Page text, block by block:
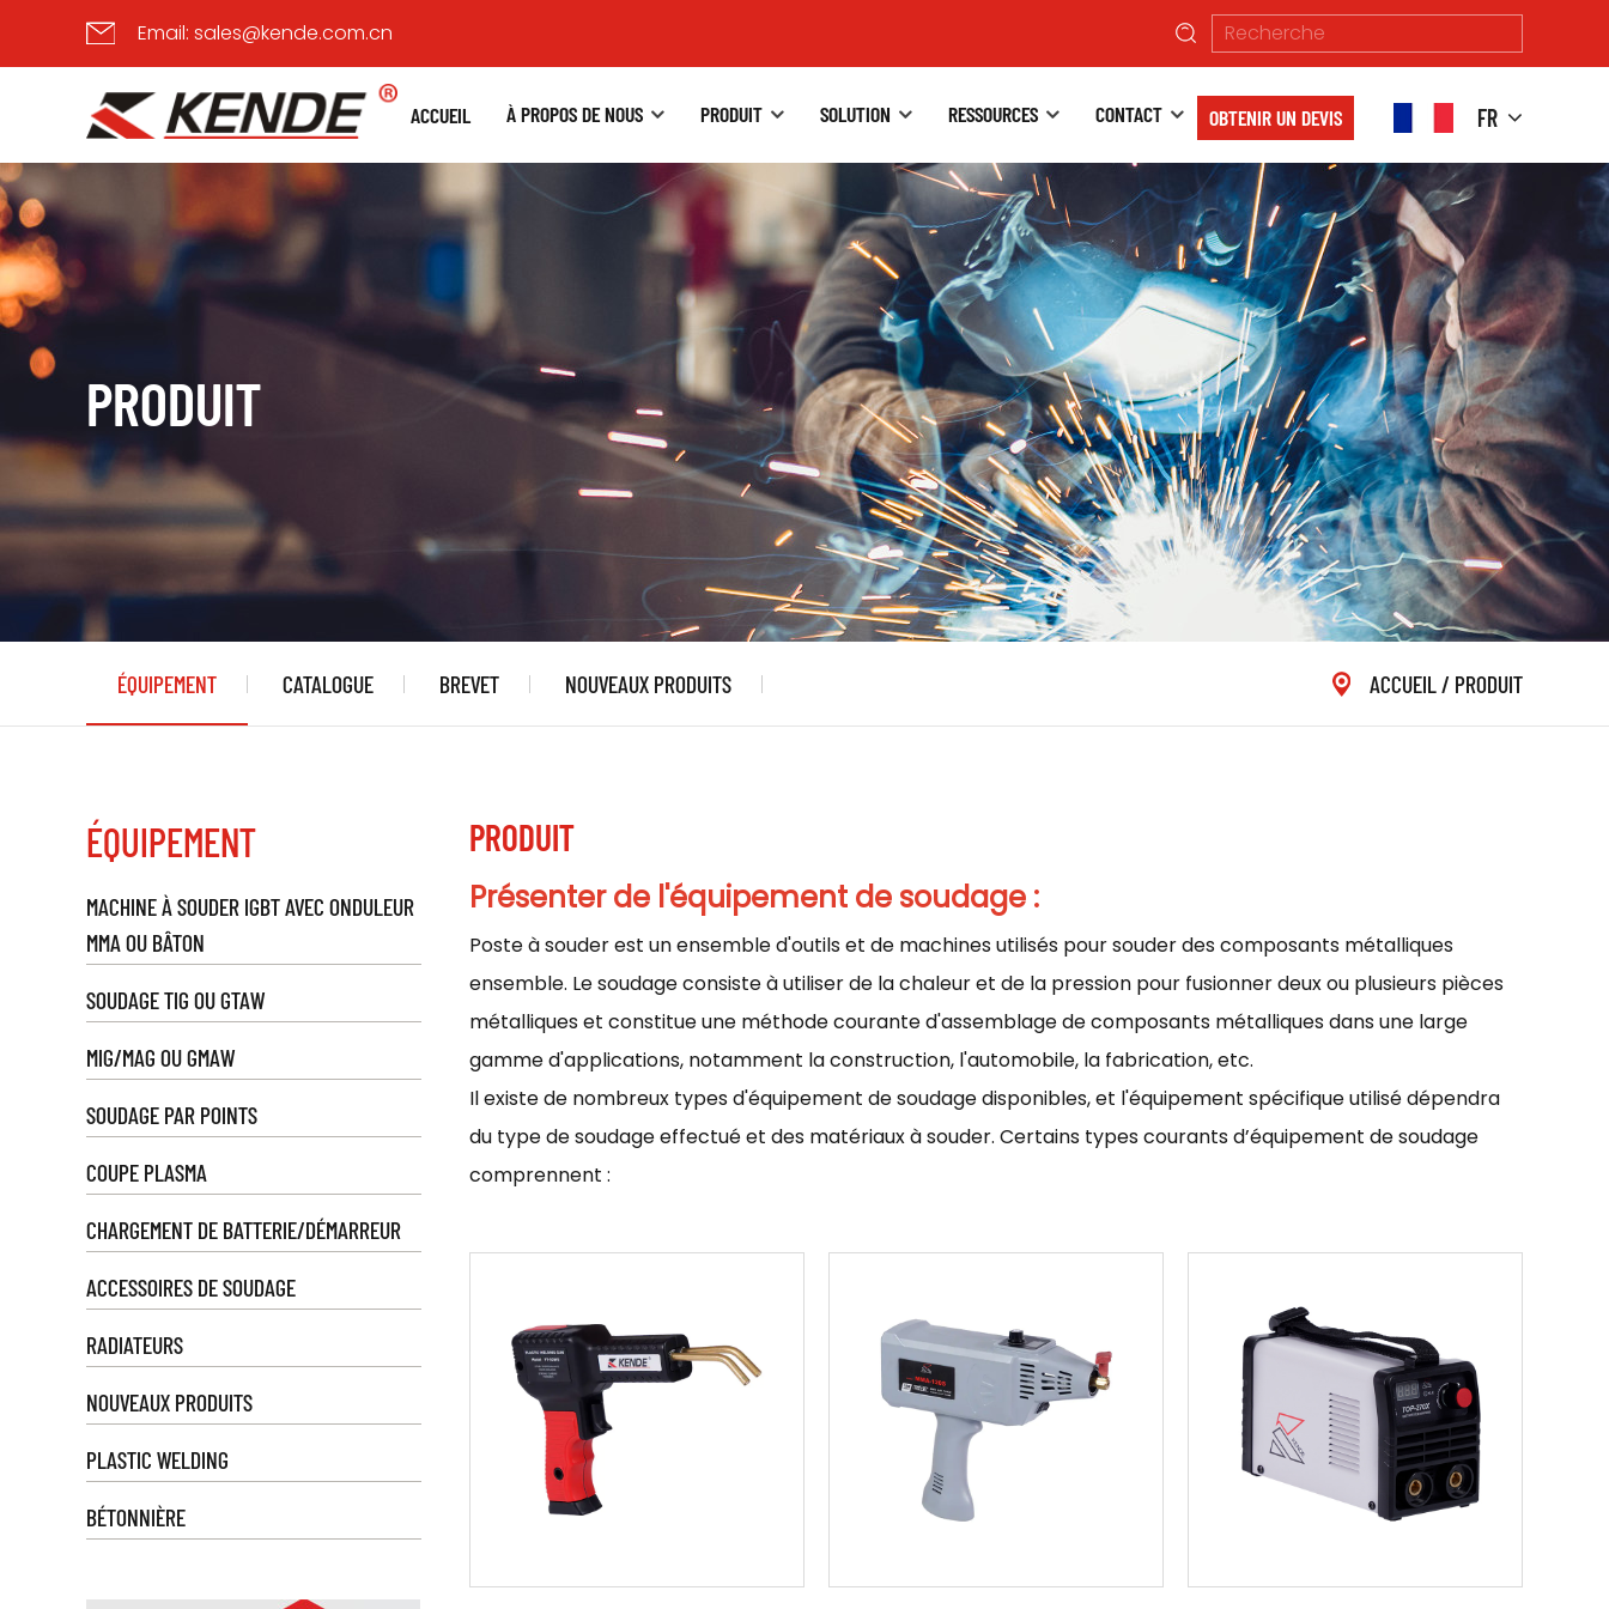
Email: sales@kende.com.cn
ACCUEIL À PROPOS DE NOUS PRODUIT SOLUTION RESSOURCES CONTACT OBTENIR UN DEVIS FR
PRODUIT
ÉQUIPEMENT CATALOGUE BREVET NOUVEAUX PRODUITS ACCUEIL/ PRODUIT
ÉQUIPEMENT
MACHINE À SOUDER IGBT AVEC ONDULEUR
MMA OU BÂTON
SOUDAGE TIG OU GTAW
MIG/MAG OU GMAW
SOUDAGE PAR POINTS
COUPE PLASMA
CHARGEMENT DE BATTERIE/DÉMARREUR
ACCESSOIRES DE SOUDAGE
RADIATEURS
NOUVEAUX PRODUITS
PLASTIC WELDING
BÉTONNIÈRE
PRODUIT
Présenter de l'équipement de soudage :
Poste à souderest un ensemble d'outils et de machines utilisés pour souder des composants métalliques
ensemble. Le soudage consiste à utiliser de la chaleur et de la pression pour fusionner deux ou plusieurs pièces
métalliques et constitue une méthode courante d'assemblage de composants métalliques dans une large
gamme d'applications, notamment la construction, l'automobile, la fabrication, etc.
Il existe de nombreux types d'équipement de soudage disponibles, et l'équipement spécifique utilisé dépendra
du type de soudage effectué et des matériaux à souder. Certains types courants d’équipement de soudage
comprennent :
l'électricité nécessaires au soudage. Il existe de nombreux types de machines à souder, notamment les
soudage.
Torches de soudage : Une torche de soudage est un appareil portatif utilisé pour diriger la chaleur et la flamme
nécessaires au soudage. Il existe de nombreux types de torches de soudage, notamment les torches à gaz, les
torches TIG et les torches MIG, chacune étant adaptée à différents types de soudage.
Coupeur de plasma d'inverseur
: Un découpeur plasma inverseur est une machine qui utilise un courant
électrique haute tension pour ioniser un gaz, tel que l'air ou l'azote, créant ainsi un arc plasma. L’arc plasma est
connus pour leur vitesse, leur précision et leur efficacité, et sont souvent utilisés dans la fabrication de métaux